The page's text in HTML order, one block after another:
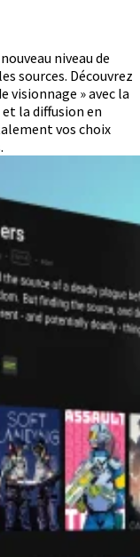
niveau de
sources. Découvrez
visionnage » avec la
la diffusion en
vos choix